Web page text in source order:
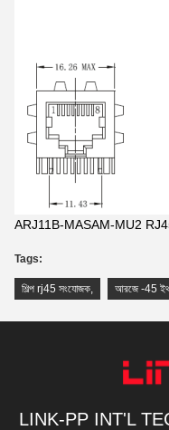
ARJ11B-MASAM-MU2
Tags:
শিল্প rj45 সংযোজক, আরজে -45
LINK-PP INT'L